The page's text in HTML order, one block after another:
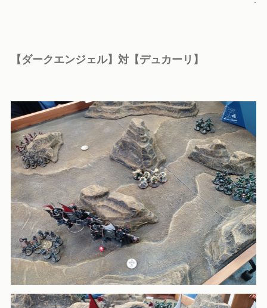
【ダークエンジェル】対【デュカーリ】